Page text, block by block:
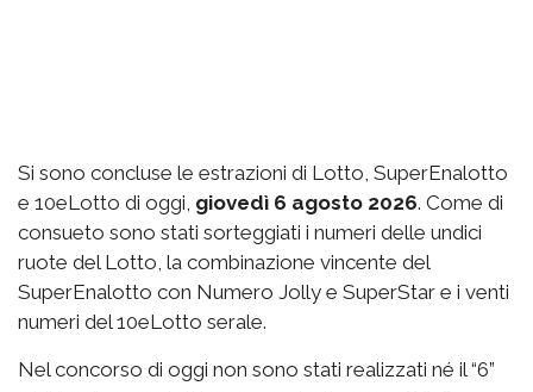
Si sono concluse le estrazioni di Lotto, SuperEnalotto
e 10eLotto di oggi, giovedì 6 agosto 2026. Come di
consueto sono stati sorteggiati i numeri delle undici
ruote del Lotto, la combinazione vincente del
SuperEnalotto con Numero Jolly e SuperStar e i venti
numeri del 10eLotto serale.
Nel concorso di oggi non sono stati realizzati né il “6”